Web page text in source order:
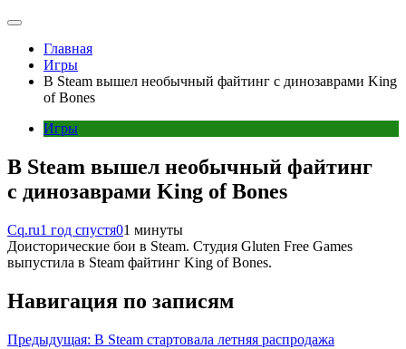
Главная
Игры
В Steam вышел необычный файтинг с динозаврами King
of Bones
Игры
В Steam вышел необычный файтинг
с динозаврами King of Bones
Cq.ru1 год спустя01 минуты
Доисторические бои в Steam. Студия Gluten Free Games
выпустила в Steam файтинг King of Bones.
Навигация по записям
Предыдущая: В Steam стартовала летняя распродажа